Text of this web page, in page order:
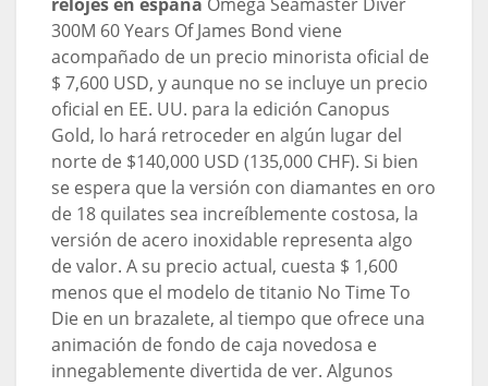
300M 60 Years Of James Bond viene
acompañado de un precio minorista oficial de
$ 7,600 USD, y aunque no se incluye un precio
oficial en EE. UU. para la edición Canopus
Gold, lo hará retroceder en algún lugar del
norte de $140,000 USD (135,000 CHF). Si bien
se espera que la versión con diamantes en oro
de 18 quilates sea increíblemente costosa, la
versión de acero inoxidable representa algo
de valor. A su precio actual, cuesta $ 1,600
menos que el modelo de titanio No Time To
Die en un brazalete, al tiempo que ofrece una
animación de fondo de caja novedosa e
innegablemente divertida de ver. Algunos